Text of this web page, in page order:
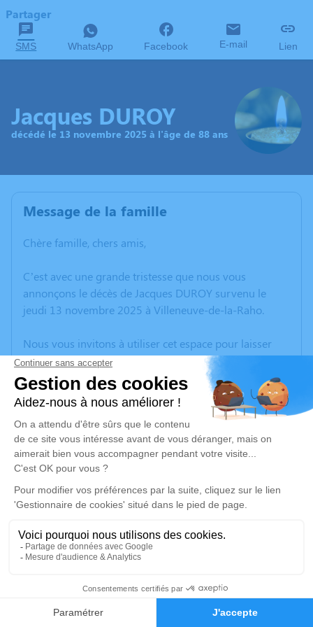
Faire-part Hommages
Partager
SMS WhatsApp Facebook E-mail Lien
Jacques DUROY
décédé le 13 novembre 2025 à l'âge de 88 ans
Message de la famille
Chère famille, chers amis,
C’est avec une grande tristesse que nous vous
annonçons le décès de Jacques DUROY survenu le
jeudi 13 novembre 2025 à Villeneuve-de-la-Raho.
Nous vous invitons à utiliser cet espace pour laisser
vos condoléances, partager des photos souvenirs, une
anecdote ou exprimer vos pensées à travers des
poèmes ou des textes. Cet endroit est un lieu
d'expression dédié à honorer la mémoire de Jacques
DUROY.
Un service de plantation d’arbre hommage est
disponible ici.
Je rends hommage
Cérémonie civile
Cimetière de Villeneuve-de-la-Raho
66180 Villeneuve-de-la-Raho